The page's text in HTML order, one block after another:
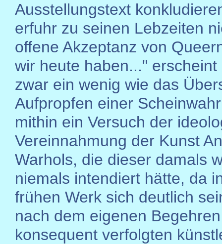
Ausstellungstext
erfuhr zu seinen Lebzeiten
offene Akzeptanz von
wir heute haben..." erscheint
zwar ein wenig wie das
Aufpropfen einer
mithin ein Versuch der
Vereinnahmung der Kunst
Warhols, die dieser damals
niemals intendiert hätte, da
frühen Werk sich deutlich
nach dem eigenen
konsequent verfolgten